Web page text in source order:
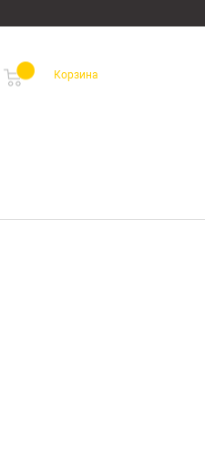
Корзина